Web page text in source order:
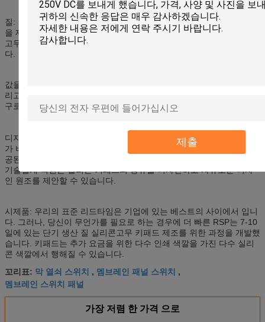
제출
질: 고품질 장비 및 물자는 당신의 제품에 있는 내구성 그리고 견실함
을 제공합니다. HHC에는 가족 소유되고 운영한 사업이고 제조 실리콘
고무 키패드, 실리콘 전화 키패드 등등에 있는 많은 년 경험이 있습니
다.
값을 매기기: HHC는 세계적인 서비스 및 가격 설정을 제안합니다. 그
리고 우리는 표준 가격 떨어져 RMB의 고객 수천을 저장할 수 있는 도
구로 만드는 방법을 개발했습니다!
디자인을 해방하십시오: 우리의 고무 장식새김 비용은 제 2 파일의 추
가 비용 없이 만드는 3D를 포함합니다. 우리는 또한 고객에 의하여 제
공된 견본에서 키패드를 추가 비용 없이 reengineer 좋습니다. 우리의
기술설계 직원은 실리콘 키패드의 종류를 디자인하고 자유로운 디자
인 원조를 제안할 수 있습니다.
시제품: 우리의 표준 리드타임은 기업에 있는 베스트의 사이에서 입니
다. 그러나, 당신이 무언가를 필요로 하는 경우에 더 빠른 RSP는 7-10
일에 있는 단기 생산 질 실리콘고무 키패드 제조를 위한 과정을 개발했
습니다. 키패드는 추가 요금을 위한 다수 인쇄 색깔을 가진 다수 실리
콘 색깔에서 행해질 수 있습니다.
꼬리표: 막 열쇠 스위치 , 멤브레인 패널 스위치 ,
멤브레인 스위치 패널
가장 저렴 한 가격 으로